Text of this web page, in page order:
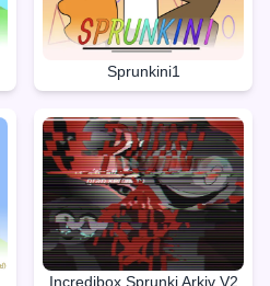
Sprunkini1
Incredibox Sprunki Arkiv V2